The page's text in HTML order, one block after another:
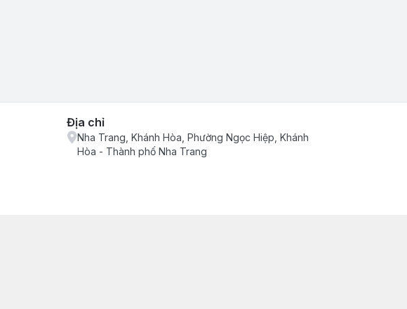
Địa chỉ
Nha Trang, Khánh Hòa, Phường Ngọc Hiệp, Khánh
Hòa - Thành phố Nha Trang